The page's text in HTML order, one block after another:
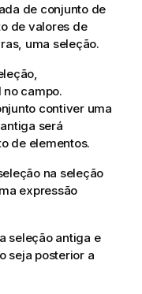
de conjunto de
de valores de
uma seleção.
campo.
contiver uma
será
de elementos.
na seleção
expressão
seleção antiga e
seja posterior a